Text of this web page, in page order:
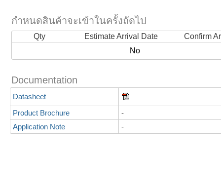
กำหนดสินค้าจะเข้าในครั้งถัดไป
Qty Estimate Arrival Date
Confirm
No
Documentation
Datasheet
Product Brochure
-
Application Note
-